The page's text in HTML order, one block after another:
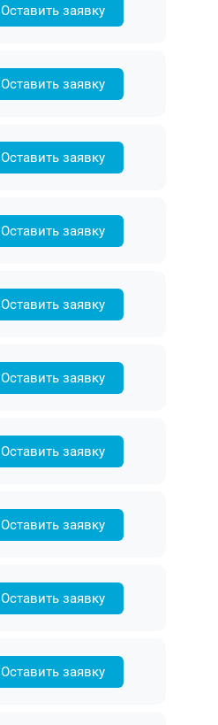
Оставить заявку
Оставить заявку
Оставить заявку
Оставить заявку
Оставить заявку
Оставить заявку
Оставить заявку
Оставить заявку
Оставить заявку
Оставить заявку